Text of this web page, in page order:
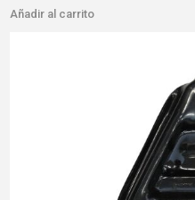
Añadir al carrito